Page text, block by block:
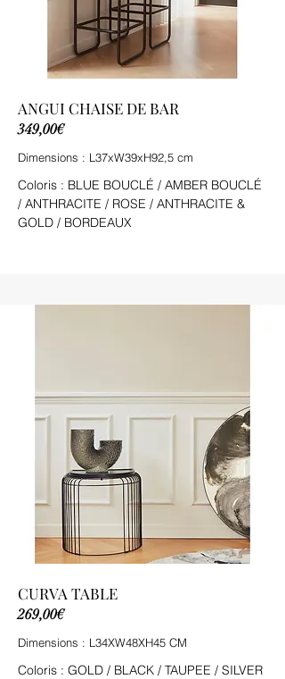
ANGUI CHAISE DE BAR
349,00€
Dimensions : L37xW39xH92,5 cm
Coloris : BLUE BOUCLÉ / AMBER BOUCLÉ
/ ANTHRACITE / ROSE / ANTHRACITE &
GOLD / BORDEAUX
CURVA TABLE
269,00€
Dimensions : L34XW48XH45 CM
Coloris : GOLD / BLACK / TAUPEE / SILVER